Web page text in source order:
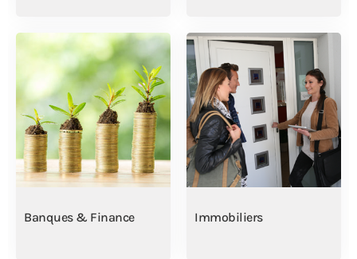
Banques & Finance Immobiliers